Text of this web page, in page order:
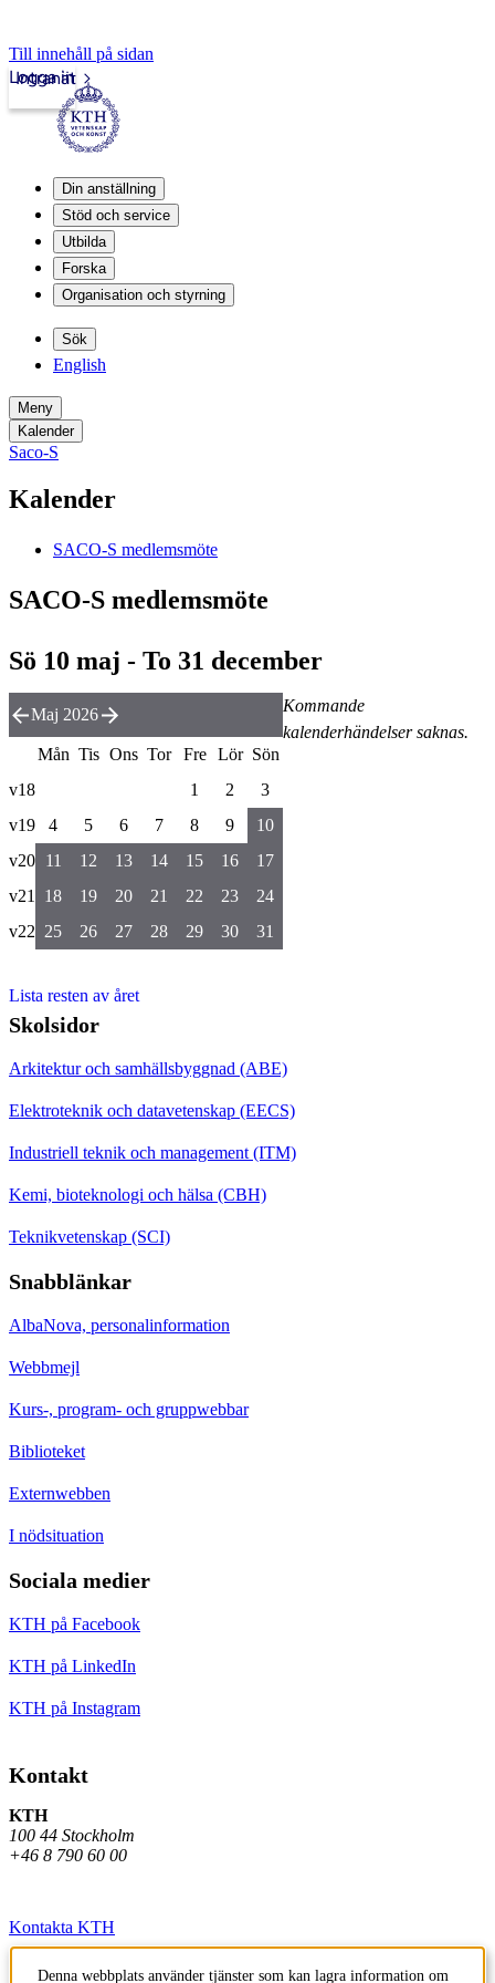
Till innehåll på sidan
Intranät
Logga in
Din anställning
Stöd och service
Utbilda
Forska
Organisation och styrning
Sök
English
Meny
Kalender
Saco-S
Kalender
SACO-S medlemsmöte
SACO-S medlemsmöte
Sö 10 maj - To 31 december
Kommande
kalenderhändelser saknas.
Maj 2026
Mån Tis Ons Tor Fre Lör Sön
v18
1 2
3
v19
4 5 6 7 8 9
10
v20 11 12 13 14 15 16
17
v21
18 19 20 21 22 23
24
v22 25 26 27 28 29 30 31
Lista resten av året
Skolsidor
Arkitektur och samhällsbyggnad (ABE)
Elektroteknik och datavetenskap (EECS)
Industriell teknik och management (ITM)
Kemi, bioteknologi och hälsa (CBH)
Teknikvetenskap (SCI)
Snabblänkar
AlbaNova, personalinformation
Webbmejl
Kurs-, program- och gruppwebbar
Biblioteket
Externwebben
I nödsituation
Sociala medier
KTH på Facebook
KTH på LinkedIn
KTH på Instagram
Kontakt
KTH
100 44 Stockholm
+46 8 790 60 00
Kontakta KTH
Jobba på KTH
Denna webbplats använder tjänster som kan lagra information om